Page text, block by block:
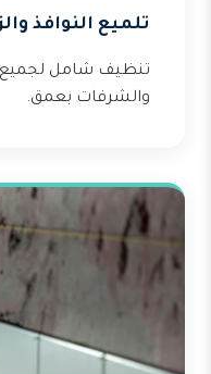
تلميع النوافذ
تنظيف شامل لجميع
والشرفات بعمق.